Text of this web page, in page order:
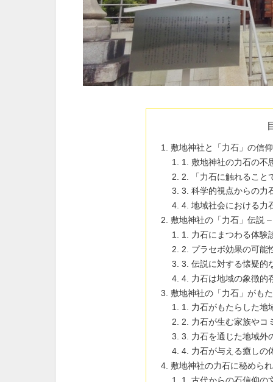
敷地神社と「力石」の信
1. 敷地神社の力石の不
2. 「力石に触れること
3. 科学的視点からの力
4. 地域社会における力
敷地神社の「力石」伝説
1. 力石にまつわる体験
2. プラセボ効果の可能
3. 伝説に対する懐疑的
4. 力石は地域の象徴的
敷地神社の「力石」がも
1. 力石がもたらした地
2. 力石が生む家族やコ
3. 力石を通じた地域外
4. 力石が与える癒しの
敷地神社の力石に秘めら